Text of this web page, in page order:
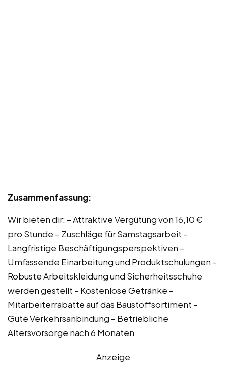
Zusammenfassung:
Wir bieten dir: – Attraktive Vergütung von 16,10 €
pro Stunde – Zuschläge für Samstagsarbeit –
Langfristige Beschäftigungsperspektiven –
Umfassende Einarbeitung und Produktschulungen –
Robuste Arbeitskleidung und Sicherheitsschuhe
werden gestellt – Kostenlose Getränke –
Mitarbeiterrabatte auf das Baustoffsortiment –
Gute Verkehrsanbindung – Betriebliche
Altersvorsorge nach 6 Monaten
Anzeige